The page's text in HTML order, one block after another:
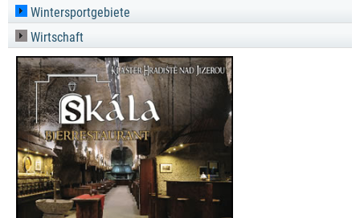
Wintersportgebiete
Wirtschaft